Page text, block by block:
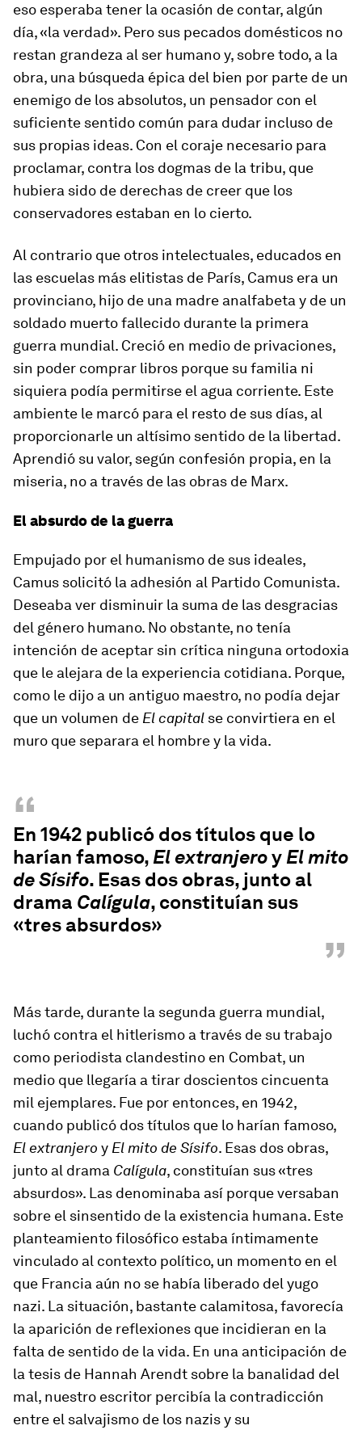
eso esperaba tener la ocasión de contar, algún
día, «la verdad». Pero sus pecados domésticos no
restan grandeza al ser humano y, sobre todo, a la
obra, una búsqueda épica del bien por parte de un
enemigo de los absolutos, un pensador con el
suficiente sentido común para dudar incluso de
sus propias ideas. Con el coraje necesario para
proclamar, contra los dogmas de la tribu, que
hubiera sido de derechas de creer que los
conservadores estaban en lo cierto.
Al contrario que otros intelectuales, educados en
las escuelas más elitistas de París, Camus era un
provinciano, hijo de una madre analfabeta y de un
soldado muerto fallecido durante la primera
guerra mundial. Creció en medio de privaciones,
sin poder comprar libros porque su familia ni
siquiera podía permitirse el agua corriente. Este
ambiente le marcó para el resto de sus días, al
proporcionarle un altísimo sentido de la libertad.
Aprendió su valor, según confesión propia, en la
miseria, no a través de las obras de Marx.
El absurdo de la guerra
Empujado por el humanismo de sus ideales,
Camus solicitó la adhesión al Partido Comunista.
Deseaba ver disminuir la suma de las desgracias
del género humano. No obstante, no tenía
intención de aceptar sin crítica ninguna ortodoxia
que le alejara de la experiencia cotidiana. Porque,
como le dijo a un antiguo maestro, no podía dejar
que un volumen de El capital se convirtiera en el
muro que separara el hombre y la vida.
“
En 1942 publicó dos títulos que lo
harían famoso, El extranjeroy El mito
de Sísifo. Esas dos obras, junto al
drama Calígula, constituían sus
«tres absurdos»
”
Más tarde, durante la segunda guerra mundial,
luchó contra el hitlerismo a través de su trabajo
como periodista clandestino en Combat, un
medio que llegaría a tirar doscientos cincuenta
mil ejemplares. Fue por entonces, en 1942,
cuando publicó dos títulos que lo harían famoso,
El extranjero y El mito de Sísifo. Esas dos obras,
junto al drama Calígula, constituían sus «tres
absurdos». Las denominaba así porque versaban
sobre el sinsentido de la existencia humana. Este
planteamiento filosófico estaba íntimamente
vinculado al contexto político, un momento en el
que Francia aún no se había liberado del yugo
nazi. La situación, bastante calamitosa, favorecía
la aparición de reflexiones que incidieran en la
falta de sentido de la vida. En una anticipación de
la tesis de Hannah Arendt sobre la banalidad del
mal, nuestro escritor percibía la contradicción
entre el salvajismo de los nazis y su